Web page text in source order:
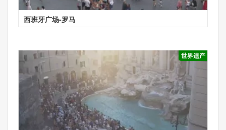
西班牙广场-罗马
世界遗产